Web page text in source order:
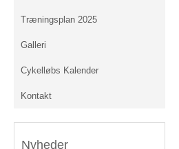
Træningsplan 2025
Galleri
Cykelløbs Kalender
Kontakt
Nyheder